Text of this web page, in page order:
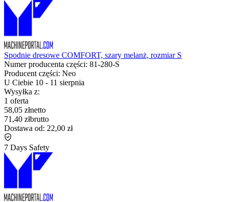
Spodnie dresowe COMFORT, szary melanż, rozmiar S
Numer producenta części: 81-280-S
Producent części: Neo
U Ciebie 10 - 11 sierpnia
Wysyłka z:
1 oferta
58,05 złnetto
71,40 złbrutto
Dostawa od: 22,00 zł
7 Days Safety